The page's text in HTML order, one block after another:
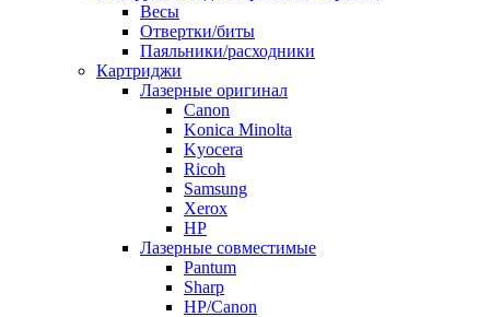
Весы
Отвертки/биты
Паяльники/расходники
Картриджи
Лазерные оригинал
Canon
Konica Minolta
Kyocera
Ricoh
Samsung
Xerox
НР
Лазерные совместимые
Pantum
Sharp
НР/Сanon